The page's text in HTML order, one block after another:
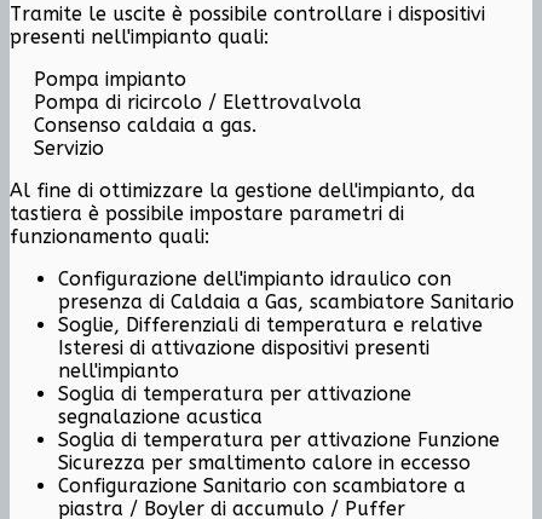
Tramite le uscite è possibile controllare i dispositivi
presenti nell'impianto quali:
Pompa impianto
Pompa di ricircolo / Elettrovalvola
Consenso caldaia a gas.
Servizio
Al fine di ottimizzare la gestione dell'impianto, da
tastiera è possibile impostare parametri di
funzionamento quali:
Configurazione dell'impianto idraulico con
presenza di Caldaia a Gas, scambiatore Sanitario
Soglie, Differenziali di temperatura e relative
Isteresi di attivazione dispositivi presenti
nell'impianto
Soglia di temperatura per attivazione
segnalazione acustica
Soglia di temperatura per attivazione Funzione
Sicurezza per smaltimento calore in eccesso
Configurazione Sanitario con scambiatore a
piastra / Boyler di accumulo / Puffer